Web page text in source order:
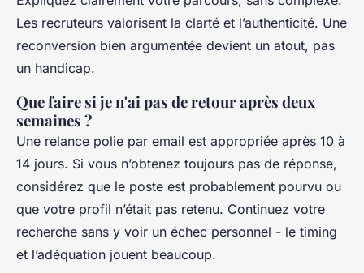
Les recruteurs valorisent la clarté et l’authenticité. Une
reconversion bien argumentée devient un atout, pas
un handicap.
Que faire si je n'ai pas de retour après deux
semaines ?
Une relance polie par email est appropriée après 10 à
14 jours. Si vous n’obtenez toujours pas de réponse,
considérez que le poste est probablement pourvu ou
que votre profil n’était pas retenu. Continuez votre
recherche sans y voir un échec personnel - le timing
et l’adéquation jouent beaucoup.